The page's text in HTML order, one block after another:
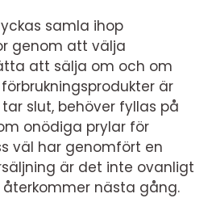
samla ihop
genom att välja
att sälja om och om
är
slut, behöver fyllas på
onödiga prylar för
väl har genomfört en
är det inte ovanligt
nästa gång.